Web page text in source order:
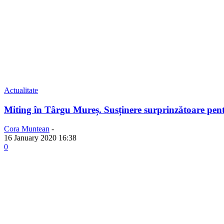
Actualitate
Miting în Târgu Mureș. Susținere surprinzătoare
Cora Muntean -
16 January 2020 16:38
0